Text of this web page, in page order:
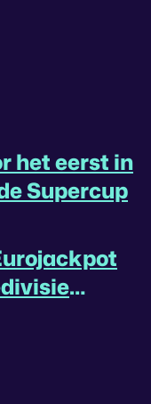
het eerst in
Supercup